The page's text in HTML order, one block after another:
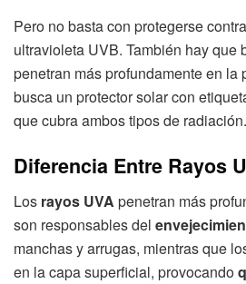
Pero no basta con protegerse
ultravioleta UVB. También hay que
penetran más profundamente en la
busca un protector solar con
que cubra ambos tipos de radiación.
Diferencia Entre Rayos
Los rayos UVA penetran más
son responsables del
manchas y arrugas, mientras que
en la capa superficial, provocando